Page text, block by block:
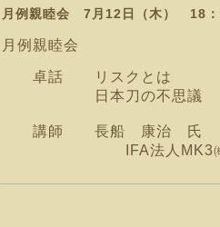
月例親睦会 7月12日（木） 18：
月例親睦会
卓話 リスクと
日本刀の不思議
講師 長船 康治
IFA法人MK3㈱ ファ